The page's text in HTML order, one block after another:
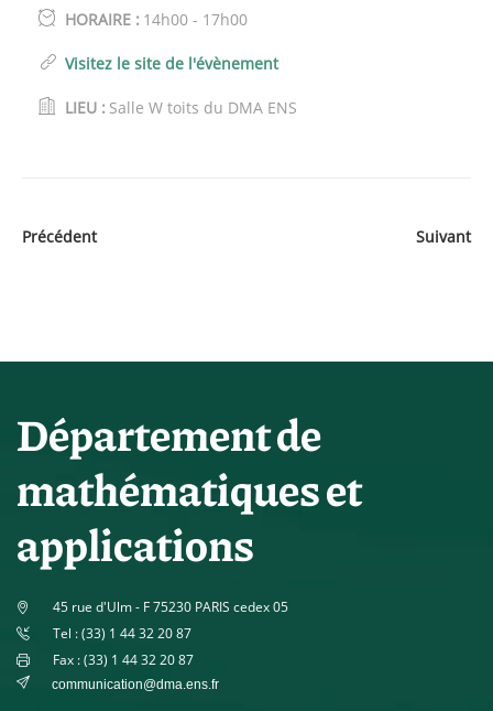
HORAIRE : 14h00 - 17h00
Visitez le site de l'évènement
LIEU : Salle W toits du DMA ENS
Précédent Suivant
Département de
mathématiques et
applications
45 rue d'Ulm - F 75230 PARIS cedex 05
Tel : (33) 1 44 32 20 87
Fax : (33) 1 44 32 20 87
communication@dma.ens.fr